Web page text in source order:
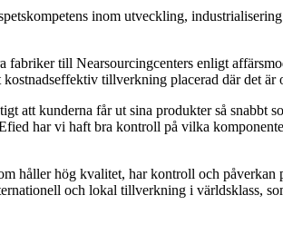
inom utveckling,
fabriker till Nearsourcingcenters enligt
tillverkning placerad där det är
att kunderna får ut sina produkter så
har vi haft bra kontroll på vilka
håller hög kvalitet, har kontroll och
och lokal tillverkning i världsklass,